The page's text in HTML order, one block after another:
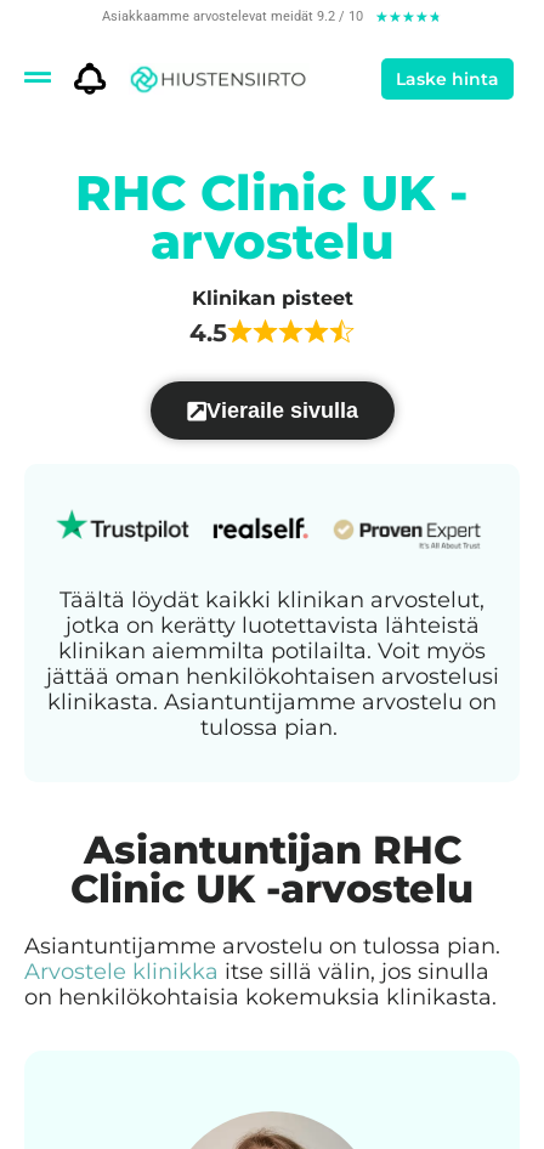
Asiakkaamme arvostelevat meidät 9.2 / 10 ★★★★★
Laske hinta
RHC Clinic UK -
arvostelu
Klinikan pisteet
4.5
Vieraile sivulla
Täältä löydät kaikki klinikan arvostelut,
jotka on kerätty luotettavista lähteistä
klinikan aiemmilta potilailta. Voit myös
jättää oman henkilökohtaisen arvostelusi
klinikasta. Asiantuntijamme arvostelu on
tulossa pian.
Asiantuntijan RHC
Clinic UK -arvostelu
Asiantuntijamme arvostelu on tulossa pian.
Arvostele klinikka itse sillä välin, jos sinulla
on henkilökohtaisia kokemuksia klinikasta.